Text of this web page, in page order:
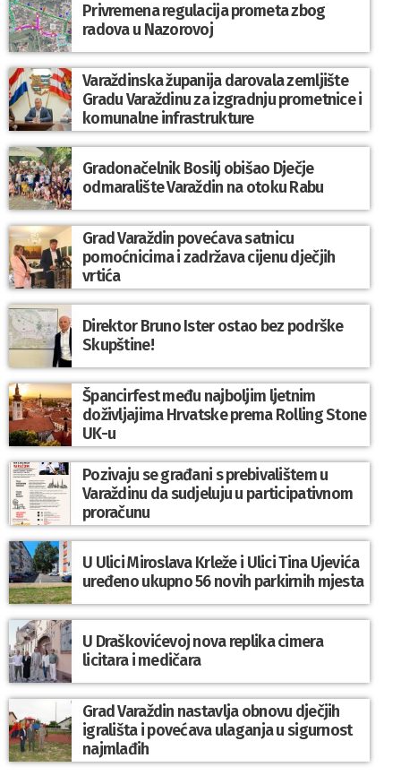
Privremena regulacija prometa zbog
radova u Nazorovoj
Varaždinska županija darovala zemljište
Gradu Varaždinu za izgradnju prometnice i
komunalne infrastrukture
Gradonačelnik Bosilj obišao Dječje
odmaralište Varaždin na otoku Rabu
Grad Varaždin povećava satnicu
pomoćnicima i zadržava cijenu dječjih
vrtića
Direktor Bruno Ister ostao bez podrške
Skupštine!
Špancirfest među najboljim ljetnim
doživljajima Hrvatske prema Rolling Stone
UK-u
Pozivaju se građani s prebivalištem u
Varaždinu da sudjeluju u participativnom
proračunu
U Ulici Miroslava Krleže i Ulici Tina Ujevića
uređeno ukupno 56 novih parkirnih mjesta
U Draškovićevoj nova replika cimera
licitara i medičara
Grad Varaždin nastavlja obnovu dječjih
igrališta i povećava ulaganja u sigurnost
najmlađih